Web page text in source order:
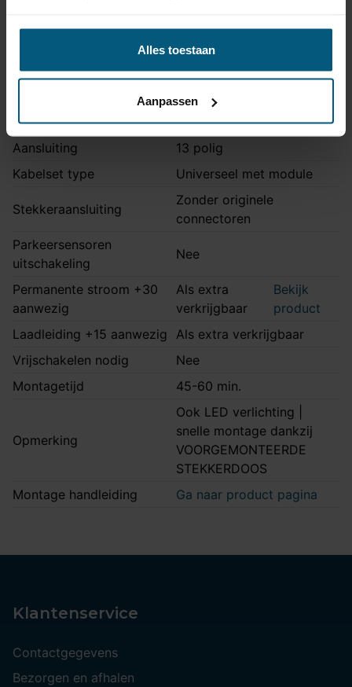
Alles toestaan
Aanpassen
Montage handleiding
GDW2350T60
Artikelnummer
Unikit 13/8
Aansluiting
13 polig
Kabelset type
Universeel met module
Stekkeraansluiting
Zonder originele
connectoren
Parkeersensoren
uitschakeling
Nee
Permanente stroom +30
aanwezig
Als extra
verkrijgbaar
Bekijk
product
Laadleiding +15 aanwezig Als extra verkrijgbaar
Vrijschakelen nodig
Nee
Montagetijd
45-60 min.
Opmerking
Ook LED verlichting |
snelle montage dankzij
VOORGEMONTEERDE
STEKKERDOOS
Montage handleiding
Ga naar product pagina
Klantenservice
Contactgegevens
Bezorgen en afhalen